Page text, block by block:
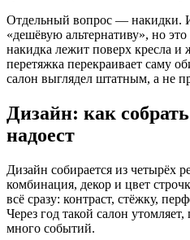
Отдельный вопрос — накидки.
«дешёвую альтернативу», но
накидка лежит поверх кресла и
перетяжка перекраивает саму
салон выглядел штатным, а не
Дизайн: как
надоест
Дизайн собирается из четырёх
комбинация, декор и цвет
всё сразу: контраст, стёжку,
Через год такой салон
много событий.